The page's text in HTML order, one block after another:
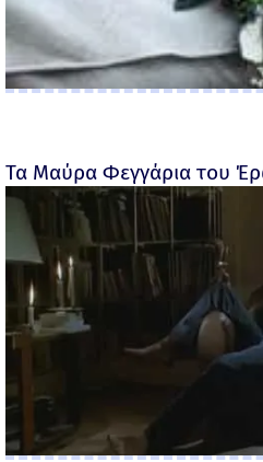
Τα Μαύρα Φεγγάρια του